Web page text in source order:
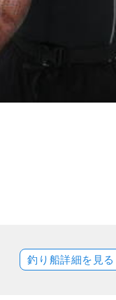
釣り船詳細を見る